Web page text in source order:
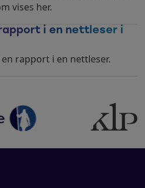
vises her.
i en nettleser i
rapport i en nettleser.